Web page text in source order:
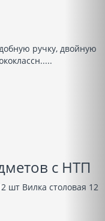
ручку, двойную
с НТП
шт Вилка столовая 12